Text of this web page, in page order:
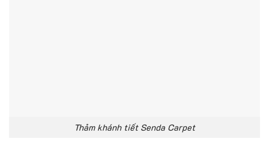
Thảm khánh tiết Senda Carpet